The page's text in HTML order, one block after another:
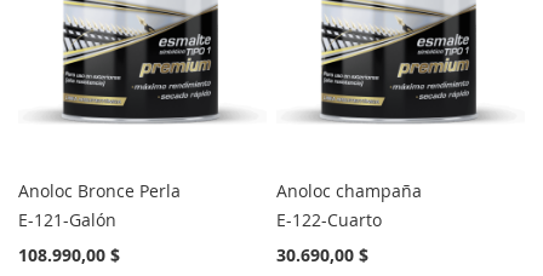
DE
DESEOS
DE
DESEOS
Anoloc Bronce Perla
E-121-Galón
108.990,00 $
Anoloc champaña
E-122-Cuarto
30.690,00 $